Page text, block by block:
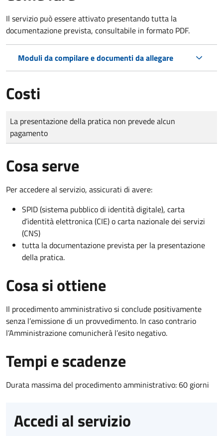
Il servizio può essere attivato presentando tutta la
documentazione prevista, consultabile in formato PDF.
Moduli da compilare e documenti da allegare
Costi
Tipo di pagamento
Importo
La presentazione della pratica non prevede alcun
pagamento
Cosa serve
Per accedere al servizio, assicurati di avere:
SPID (sistema pubblico di identità digitale), carta
d’identità elettronica (CIE) o carta nazionale dei servizi
(CNS)
tutta la documentazione prevista per la presentazione
della pratica.
Cosa si ottiene
Il procedimento amministrativo si conclude positivamente
senza l’emissione di un provvedimento. In caso contrario
l’Amministrazione comunicherà l’esito negativo.
Tempi e scadenze
Durata massima del procedimento amministrativo: 60 giorni
Accedi al servizio